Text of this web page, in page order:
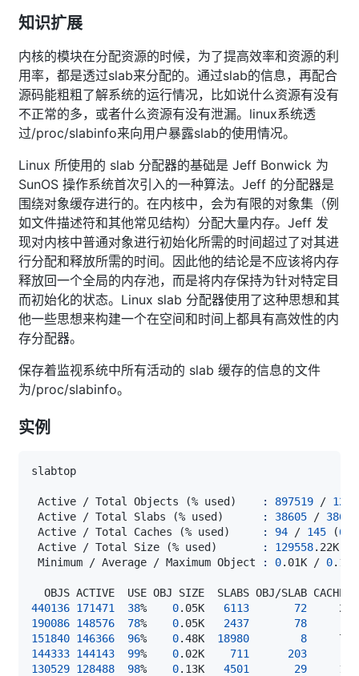
知识扩展
内核的模块在分配资源的时候，为了提高效率和资源的利
用率，都是透过slab来分配的。通过slab的信息，再配合
源码能粗粗了解系统的运行情况，比如说什么资源有没有
不正常的多，或者什么资源有没有泄漏。linux系统透
过/proc/slabinfo来向用户暴露slab的使用情况。
Linux 所使用的 slab 分配器的基础是 Jeff Bonwick 为
SunOS 操作系统首次引入的一种算法。Jeff 的分配器是
围绕对象缓存进行的。在内核中，会为有限的对象集（例
如文件描述符和其他常见结构）分配大量内存。Jeff 发
现对内核中普通对象进行初始化所需的时间超过了对其进
行分配和释放所需的时间。因此他的结论是不应该将内存
释放回一个全局的内存池，而是将内存保持为针对特定目
而初始化的状态。Linux slab 分配器使用了这种思想和其
他一些思想来构建一个在空间和时间上都具有高效性的内
存分配器。
保存着监视系统中所有活动的 slab 缓存的信息的文件
为/proc/slabinfo。
实例
Active / Total Objects (% used ) : 897519 /
Active / Total Slabs
(% used ) : 38605 / 38605
Active / Total Caches
(% used ) : 94 / 145 (
Active / Total Size
(% used ) : 129558.22K /
Minimum / Average / Maximum Object
: 0.01K / 0
440136 171471 38% 0.05K 6113
72
190086 148576 78% 0.05K 2437
78
151840 146366 96% 0.48K 18980
8
144333 144143 99% 0.02K 711
203
130529 128488 98% 0.13K 4501
29